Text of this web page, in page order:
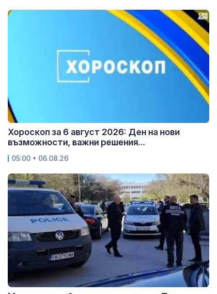
Хороскоп за 6 август 2026: Ден на нови
възможности, важни решения...
05:00 • 06.08.26